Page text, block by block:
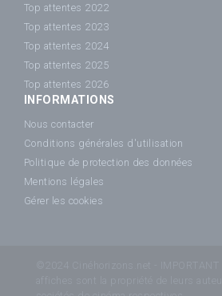
Top attentes 2022
Top attentes 2023
Top attentes 2024
Top attentes 2025
Top attentes 2026
INFORMATIONS
Nous contacter
Conditions générales d'utilisation
Politique de protection des données
Mentions légales
Gérer les cookies